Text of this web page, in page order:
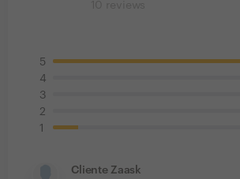
5
4
3
2
1
Cliente Zaask